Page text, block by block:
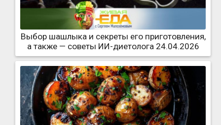
Выбор шашлыка и секреты его приготовления,
а также — советы ИИ-диетолога 24.04.2026